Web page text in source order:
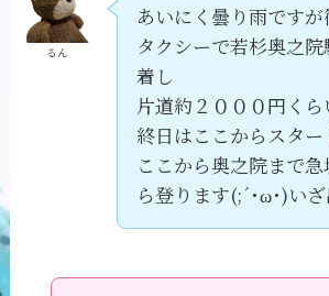
るん
あいにく曇り雨ですが
タクシーで若杉奥之
着し
片道約２０００円く
終日はここからスタ
ここから奥之院まで
ら登ります(;´･ω･)いざ